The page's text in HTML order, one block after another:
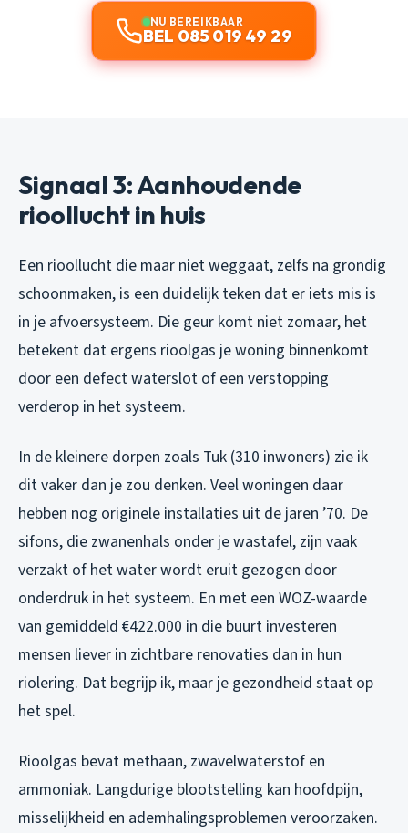
NU BEREIKBAAR
BEL 085 019 49 29
Signaal 3: Aanhoudende
rioollucht in huis
Een rioollucht die maar niet weggaat, zelfs na grondig
schoonmaken, is een duidelijk teken dat er iets mis is
in je afvoersysteem. Die geur komt niet zomaar, het
betekent dat ergens rioolgas je woning binnenkomt
door een defect waterslot of een verstopping
verderop in het systeem.
In de kleinere dorpen zoals Tuk (310 inwoners) zie ik
dit vaker dan je zou denken. Veel woningen daar
hebben nog originele installaties uit de jaren ’70. De
sifons, die zwanenhals onder je wastafel, zijn vaak
verzakt of het water wordt eruit gezogen door
onderdruk in het systeem. En met een WOZ-waarde
van gemiddeld €422.000 in die buurt investeren
mensen liever in zichtbare renovaties dan in hun
riolering. Dat begrijp ik, maar je gezondheid staat op
het spel.
Rioolgas bevat methaan, zwavelwaterstof en
ammoniak. Langdurige blootstelling kan hoofdpijn,
misselijkheid en ademhalingsproblemen veroorzaken.